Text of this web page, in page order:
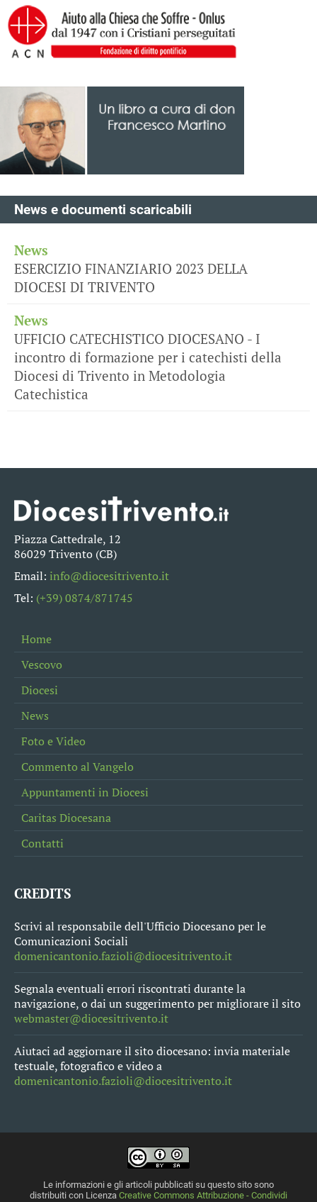
News e documenti scaricabili
News
ESERCIZIO FINANZIARIO 2023 DELLA
DIOCESI DI TRIVENTO
News
UFFICIO CATECHISTICO DIOCESANO - I
incontro di formazione per i catechisti della
Diocesi di Trivento in Metodologia
Catechistica
Piazza Cattedrale, 12
86029 Trivento (CB)
Email: info@diocesitrivento.it
Tel: (+39) 0874/871745
Home
Vescovo
Diocesi
News
Foto e Video
Commento al Vangelo
Appuntamenti in Diocesi
Caritas Diocesana
Contatti
CREDITS
Scrivi al responsabile dell'Ufficio Diocesano per le
Comunicazioni Sociali
domenicantonio.fazioli@diocesitrivento.it
Segnala eventuali errori riscontrati durante la
navigazione, o dai un suggerimento per migliorare il sito
webmaster@diocesitrivento.it
Aiutaci ad aggiornare il sito diocesano: invia materiale
testuale, fotografico e video a
domenicantonio.fazioli@diocesitrivento.it
Le informazioni e gli articoli pubblicati su questo sito sono
distribuiti con Licenza Creative Commons Attribuzione - Condividi